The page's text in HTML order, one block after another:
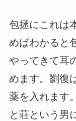
包拯にこれは
めばわかると
やってきて耳
めます。劉復
薬を入れます
と荘という男